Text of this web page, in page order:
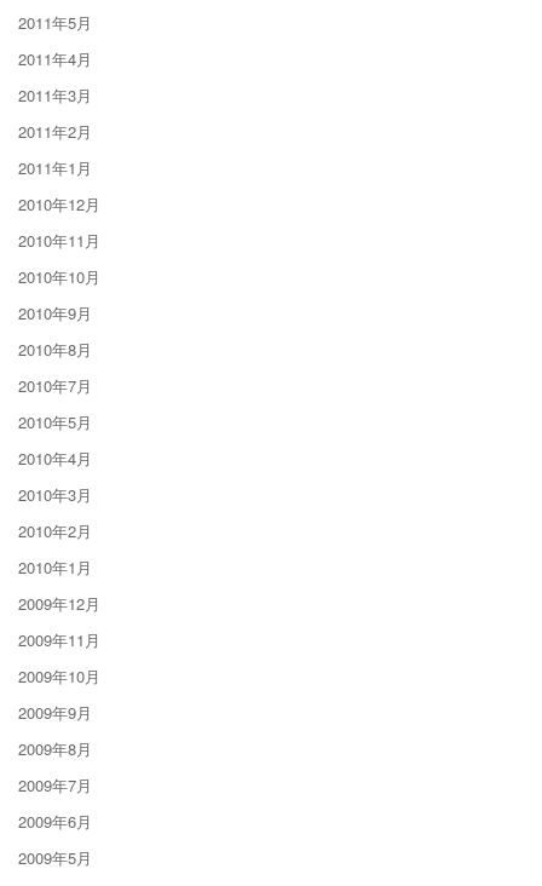
2011年5月
2011年4月
2011年3月
2011年2月
2011年1月
2010年12月
2010年11月
2010年10月
2010年9月
2010年8月
2010年7月
2010年5月
2010年4月
2010年3月
2010年2月
2010年1月
2009年12月
2009年11月
2009年10月
2009年9月
2009年8月
2009年7月
2009年6月
2009年5月